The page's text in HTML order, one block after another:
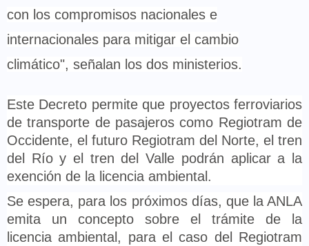
con los compromisos nacionales e
internacionales para mitigar el cambio
climático", señalan los dos ministerios.
Este Decreto permite que proyectos ferroviarios
de transporte de pasajeros como Regiotram de
Occidente, el futuro Regiotram del Norte, el tren
del Río y el tren del Valle podrán aplicar a la
exención de la licencia ambiental.
Se espera, para los próximos días, que la ANLA
emita un concepto sobre el trámite de la
licencia ambiental, para el caso del Regiotram